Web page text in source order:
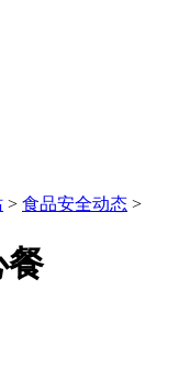
> 食品安全动态 >
餐